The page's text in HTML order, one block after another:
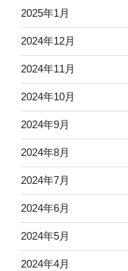
2025年1月
2024年12月
2024年11月
2024年10月
2024年9月
2024年8月
2024年7月
2024年6月
2024年5月
2024年4月